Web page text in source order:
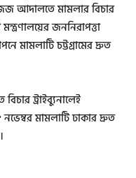
জজ আদালতে মামলার বিচার
জননিরাপত্তা
মামলাটি চট্টগ্রামের দ্রুত
ট্রাইব্যুনালেই
মামলাটি ঢাকার দ্রুত